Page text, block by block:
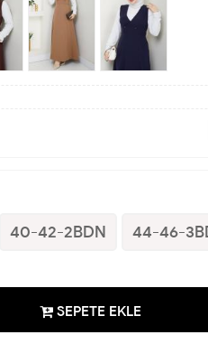
40-42-2BDN 44-46-
SEPETE EKLE